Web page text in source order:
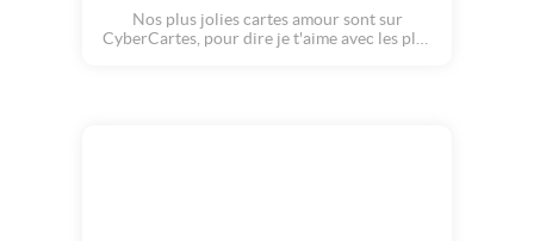
Nos plus jolies cartes amour sont sur
CyberCartes, pour dire je t'aime avec les plus